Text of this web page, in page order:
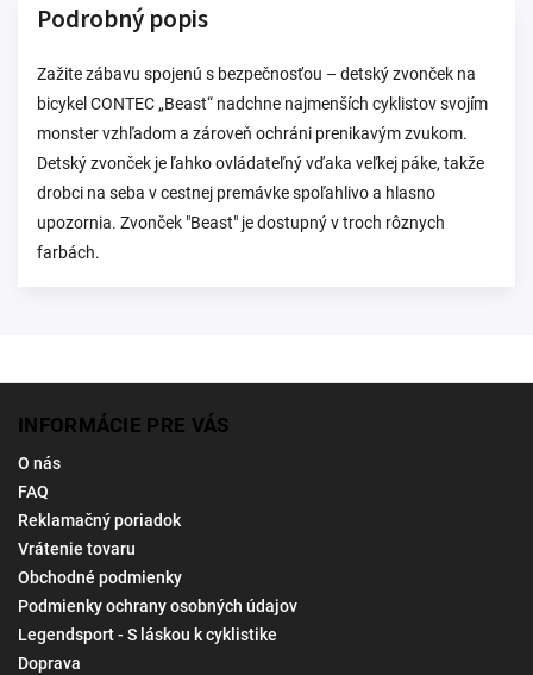
Podrobný popis
Zažite zábavu spojenú s bezpečnosťou – detský zvonček na
bicykel CONTEC „Beast“ nadchne najmenších cyklistov svojím
monster vzhľadom a zároveň ochráni prenikavým zvukom.
Detský zvonček je ľahko ovládateľný vďaka veľkej páke, takže
drobci na seba v cestnej premávke spoľahlivo a hlasno
upozornia. Zvonček "Beast" je dostupný v troch rôznych
farbách.
INFORMÁCIE PRE VÁS
O nás
FAQ
Reklamačný poriadok
Vrátenie tovaru
Obchodné podmienky
Podmienky ochrany osobných údajov
Legendsport - S láskou k cyklistike
Doprava